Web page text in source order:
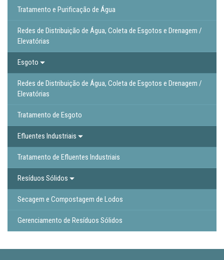
Tratamento e Purificação de Água
Redes de Distribuição de Água, Coleta de Esgotos e Drenagem /
Elevatórias
Esgoto
Redes de Distribuição de Água, Coleta de Esgotos e Drenagem /
Elevatórias
Tratamento de Esgoto
Efluentes Industriais
Tratamento de Efluentes Industriais
Resíduos Sólidos
Secagem e Compostagem de Lodos
Gerenciamento de Resíduos Sólidos